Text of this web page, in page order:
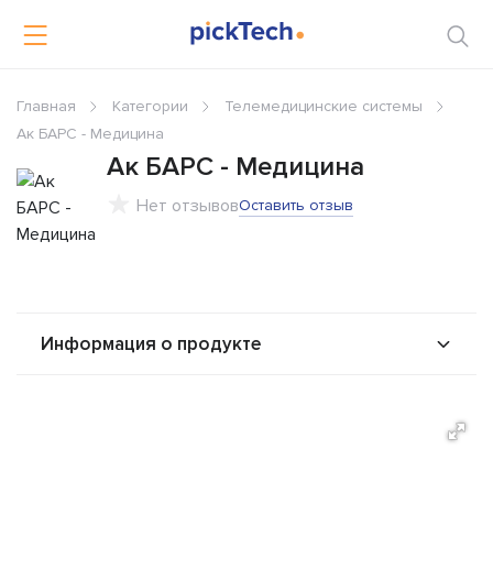
Главная Категории
Телемедицинские системы
Ак БАРС - Медицина
Ак БАРС - Медицина
Нет отзывовОставить отзыв
Информация о продукте